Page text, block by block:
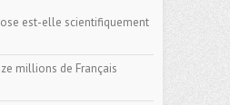
est-elle scientifiquement
millions de Français